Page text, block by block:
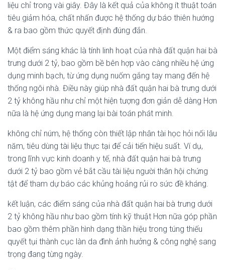
liệu chỉ trong vài giây. Đây là kết quả của không ít thuật toán
tiêu giảm hóa, chất nhấn được hệ thống dự báo thiên hướng
& ra bao gồm thức quyết định đúng đắn.
Một điểm sáng khác là tính linh hoạt của nhà đất quận hai bà
trưng dưới 2 tỷ, bao gồm bề bên hợp vào càng nhiều hệ ứng
dụng minh bạch, từ ứng dụng nuốm gắng tay mang đến hệ
thống ngôi nhà. Điều này giúp nhà đất quận hai bà trưng dưới
2 tỷ không hầu như chỉ một hiện tượng đơn giản dễ dàng Hơn
nữa là hệ ứng dụng mang lại bài toán phát minh.
không chỉ núm, hệ thống còn thiết lập nhân tài học hỏi nối lâu
năm, tiêu dùng tài liệu thực tại để cải tiến hiệu suất. Ví dụ,
trong lĩnh vực kinh doanh y tế, nhà đất quận hai bà trưng
dưới 2 tỷ bao gồm vẻ bắt cầu tài liệu người thân hội chứng
tật để tham dự báo các khủng hoảng rủi ro sức đề kháng.
kết luận, các điểm sáng của nhà đất quận hai bà trưng dưới
2 tỷ không hầu như bao gồm tính kỹ thuật Hơn nữa góp phần
bao gồm thêm phần hình dạng thần hiệu trong túng thiếu
quyết tụi thành cục làn da đình ảnh hưởng & công nghệ sang
trọng đang từng ngày.